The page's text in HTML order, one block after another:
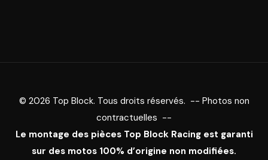
© 2026 Top Block. Tous droits réservés. -- Photos non
contractuelles --
Le montage des pièces Top Block Racing est garanti
sur des motos 100% d’origine non modifiées.